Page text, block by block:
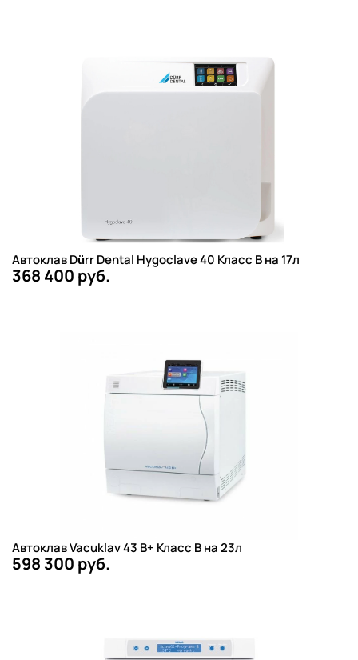
Автоклав Dürr Dental Hygoclave 40 Класс B на 17л
368 400 руб.
Автоклав Vacuklav 43 B+ Класс B на 23л
598 300 руб.